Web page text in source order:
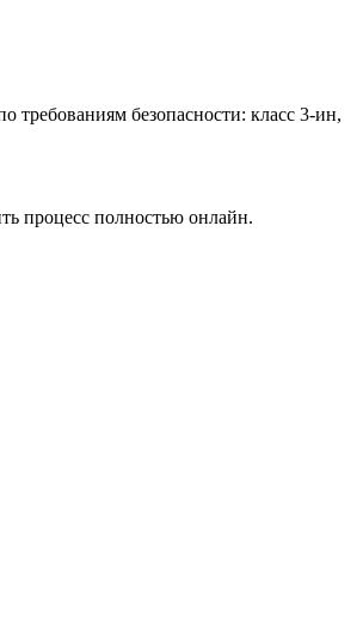
безопасности: класс 3-ин,
процесс полностью онлайн.